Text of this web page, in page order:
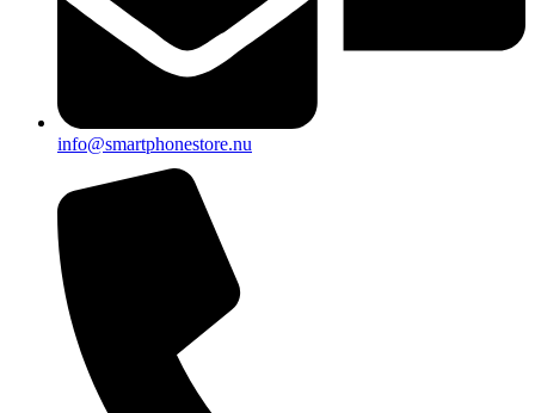
info@smartphonestore.nu